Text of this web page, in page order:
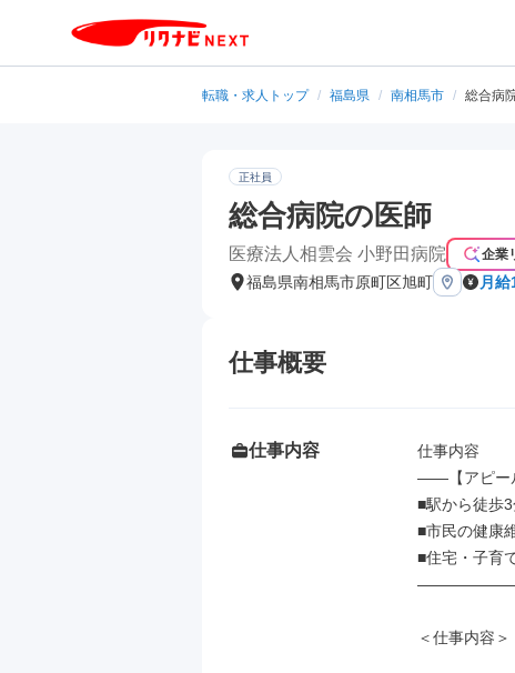
転職・求人トップ / 福島県 / 南相馬市 / 総合病
正社員
総合病院の医師
医療法人相雲会 小野田病院 企業
福島県南相馬市原町区旭町 月
仕事概要
仕事内容
仕事内容
――【アピー
■駅から徒歩
■市民の健康
■住宅・子育
＜仕事内容＞